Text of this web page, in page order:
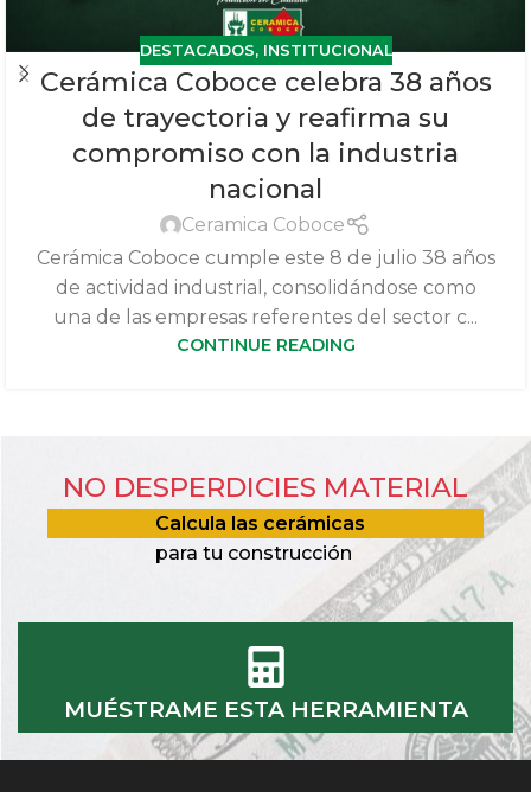
DESTACADOS, INSTITUCIONAL
Cerámica Coboce celebra 38 años
de trayectoria y reafirma su
compromiso con la industria
nacional
Ceramica Coboce
Cerámica Coboce cumple este 8 de julio 38 años
de actividad industrial, consolidándose como
una de las empresas referentes del sector c...
CONTINUE READING
NO DESPERDICIES MATERIAL
Calcula las cerámicas
para tu construcción
MUÉSTRAME ESTA HERRAMIENTA